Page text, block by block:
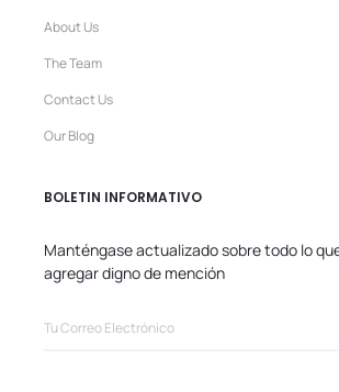
About Us
The Team
Contact Us
Our Blog
BOLETIN INFORMATIVO
Manténgase actualizado sobre todo lo
agregar digno de mención